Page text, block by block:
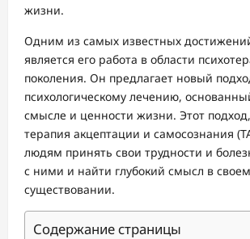
жизни.
Одним из самых известных
является его работа в области
поколения. Он предлагает новый
психологическому лечению,
смысле и ценности жизни. Этот
терапия акцептации и самосознания
людям принять свои трудности и
с ними и найти глубокий смысл в своем
существовании.
Содержание страницы